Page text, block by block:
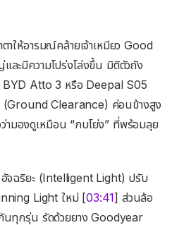
าให้อารมณ์คล้ายเจ้าเหมียว Good
ละมีความโปร่งโล่งขึ้น มิติตัวถัง
BYD Atto 3 หรือ Deepal S05
(Ground Clearance) ค่อนข้างสูง
มองดูเหมือน “กบโย่ง” ที่พร้อมลุย
อัจฉริยะ (Intelligent Light) ปรับ
Light ใหม่ [03:41] ส่วนล้อ
นทุกรุ่น รัดด้วยยาง Goodyear